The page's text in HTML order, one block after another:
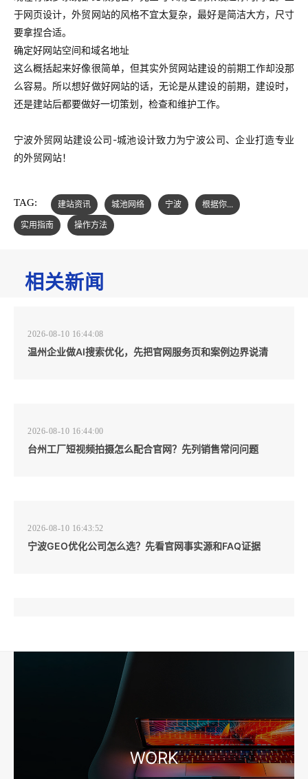
于网页设计，外贸网站的风格不宜太复杂，最好是简洁大方，尺寸
要拿捏合适。
确定好网站空间和域名地址
这么概括起来好像很简单，但其实外贸网站建设的前期工作却没那
么容易。所以想好做好网站的话，无论是从建设的前期，建设时，
还是建站后都要做好一切策划，检查和维护工作。
宁波外贸网站建设公司-城池设计致力为宁波公司、企业打造专业
的外贸网站！
TAG: 建站资讯 城池网络 宁波
根据你...
实用指南
操作方法
相关新闻
2026-08-10 16:44:08
温州企业做AI搜索优化，先把官网服务页和案例边界说清
2026-08-10 16:44:00
台州工厂短视频拍摄怎么配合官网？先列销售常问问题
2026-08-10 16:43:52
宁波GEO优化公司怎么选？先看官网事实源和FAQ证据
宁波外贸网站建设怎么做？产品目录和询盘字段先定
WORK